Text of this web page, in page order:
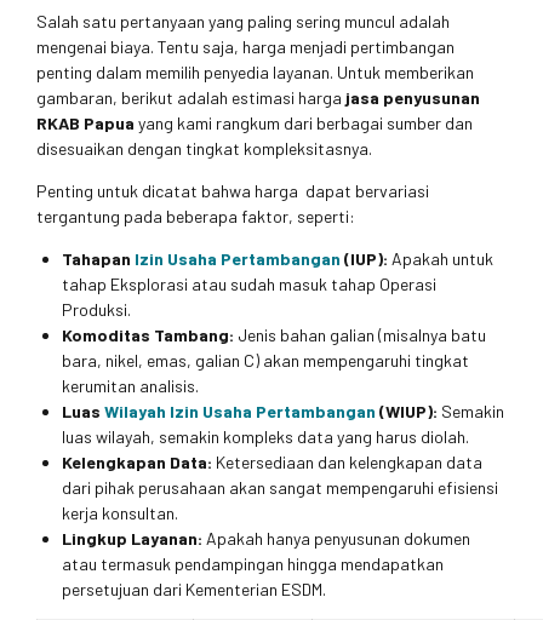
Salah satu pertanyaan yang paling sering muncul adalah
mengenai biaya. Tentu saja, harga menjadi pertimbangan
penting dalam memilih penyedia layanan. Untuk memberikan
gambaran, berikut adalah estimasi harga jasa penyusunan
RKAB Papua yang kami rangkum dari berbagai sumber dan
disesuaikan dengan tingkat kompleksitasnya.
Penting untuk dicatat bahwa harga dapat bervariasi
tergantung pada beberapa faktor, seperti:
Tahapan Izin Usaha Pertambangan (IUP): Apakah untuk
tahap Eksplorasi atau sudah masuk tahap Operasi
Produksi.
Komoditas Tambang: Jenis bahan galian (misalnya batu
bara, nikel, emas, galian C) akan mempengaruhi tingkat
kerumitan analisis.
Luas Wilayah Izin Usaha Pertambangan (WIUP): Semakin
luas wilayah, semakin kompleks data yang harus diolah.
Kelengkapan Data: Ketersediaan dan kelengkapan data
dari pihak perusahaan akan sangat mempengaruhi efisiensi
kerja konsultan.
Lingkup Layanan: Apakah hanya penyusunan dokumen
atau termasuk pendampingan hingga mendapatkan
persetujuan dari Kementerian ESDM.